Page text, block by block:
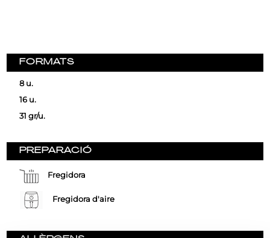
FORMATS
8 u.
16 u.
31 gr/u.
PREPARACIÓ
Fregidora
Fregidora d'aire